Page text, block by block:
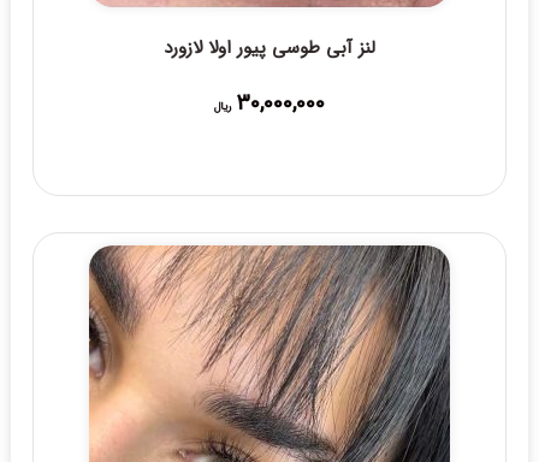
لنز آبی طوسی پیور اولا لازورد
30,000,000 ریال